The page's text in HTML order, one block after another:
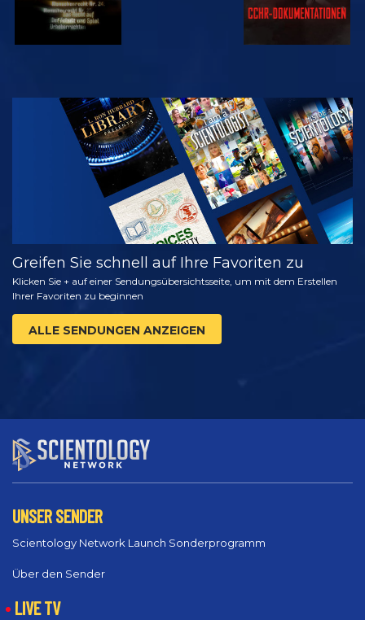
ANSEHEN
SERIE
ENTDECKEN
Greifen Sie schnell auf Ihre Favoriten zu
Klicken Sie + auf einer Sendungsübersichtsseite, um mit dem Erstellen
Ihrer Favoriten zu beginnen
ALLE SENDUNGEN ANZEIGEN
UNSER SENDER
Scientology Network Launch Sonderprogramm
Über den Sender
LIVE TV